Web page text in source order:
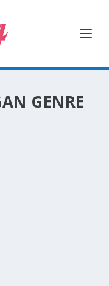
GENRE